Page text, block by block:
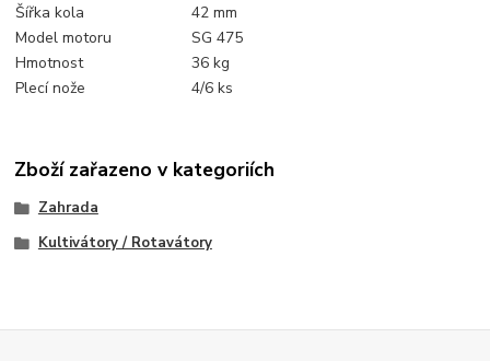
Šířka kola
42 mm
Model motoru
SG 475
Hmotnost
36 kg
Plecí nože
4/6 ks
Zboží zařazeno v kategoriích
Zahrada
Kultivátory / Rotavátory